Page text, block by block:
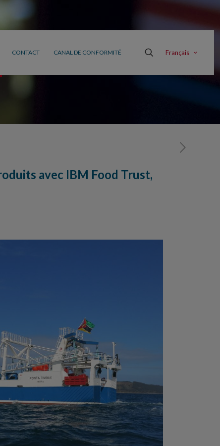
CONTACT CANAL DE CONFORMITÉ Français
avec IBM Food Trust,